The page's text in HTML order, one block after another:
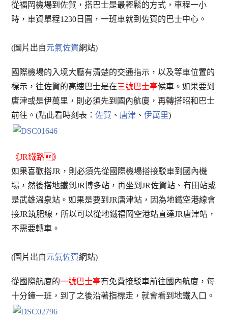
從福岡機場到佐賀，搭巴士是最輕鬆的方式，車程一小
時，車資單程1230日圓，一班車就到佐賀的巴士中心。
(圖片出自元氣佐賀網站)
國際機場的入境大廳有清楚的交通指示，以及等車位置的
標示，往佐賀的高速巴士是在三號巴士亭候車。如果要到
唐津或是伊萬里，則必須先到國內航廈，再轉搭昭和巴士
前往。(點此看時刻表：佐賀 、 唐津 、伊萬里)
《JR鐵路》
如果喜歡搭JR，則必須先從國際機場搭接駁車到國內機
場，然後搭地鐵到JR博多站，再坐到JR佐賀站、有田站或
是武雄溫泉站。如果是要到JR唐津站，因為地鐵空港線會
接JR筑肥線，所以可以從地鐵福岡空港站直達JR唐津站，
不需要轉車。
(圖片出自元氣佐賀網站)
從國際航廈的一號巴士亭有免費接駁車前往國內航廈，每
十分鐘一班，到了之後沿著指標走，就會看到地鐵入口。